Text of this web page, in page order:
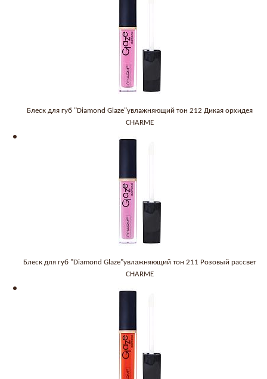
Блеск для губ "Diamond Glaze"увлажняющий тон 212 Дикая орхидея
CHARME
Блеск для губ "Diamond Glaze"увлажняющий тон 211 Розовый рассвет
CHARME